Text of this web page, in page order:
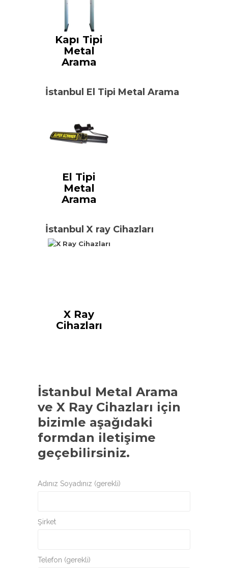
Kapı Tipi
Metal
Arama
İstanbul El Tipi Metal Arama
El Tipi
Metal
Arama
İstanbul X ray Cihazları
X Ray
Cihazları
İstanbul Metal Arama
ve X Ray Cihazları için
bizimle aşağıdaki
formdan iletişime
geçebilirsiniz.
Adınız Soyadınız (gerekli)
Şirket
Telefon (gerekli)